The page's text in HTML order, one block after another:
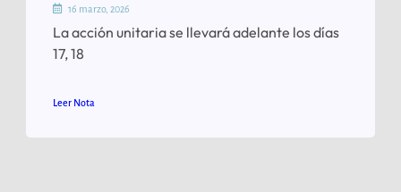
16 marzo, 2026
La acción unitaria se llevará adelante los días
17, 18
Leer Nota